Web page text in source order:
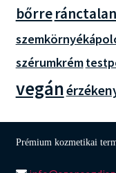
bőrre
szérumkrém
vegán
Prémium kozmetikai